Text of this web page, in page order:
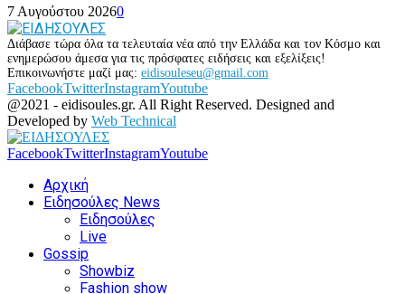
7 Αυγούστου 20260
Διάβασε τώρα όλα τα τελευταία νέα από την Ελλάδα και τον Κόσμο και
ενημερώσου άμεσα για τις πρόσφατες ειδήσεις και εξελίξεις!
Επικοινωνήστε μαζί μας: eidisouleseu@gmail.com
FacebookTwitterInstagramYoutube
@2021 - eidisoules.gr. All Right Reserved. Designed and
Developed by Web Technical
FacebookTwitterInstagramYoutube
Αρχική
Ειδησούλες News
Ειδησούλες
Live
Gossip
Showbiz
Fashion show